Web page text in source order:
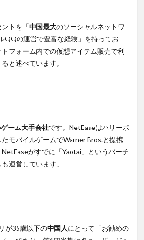
トを「中国最大のソーシャルネットワ
QQの運営で豊富な経験」を持ってお
トフォーム内での仮想アイテム販売で利
と述べています。
ーム大手会社です。NetEaseはハリーポ
モバイルゲームでWarner Bros.と提携
NetEaseがすでに「Yaotai」というバーチ
運営しています。
が35歳以下の中国人にとって「お勧めの